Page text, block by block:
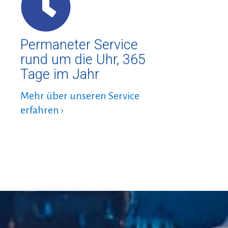
Permaneter Service
rund um die Uhr, 365
Tage im Jahr
Mehr über unseren Service
erfahren ›